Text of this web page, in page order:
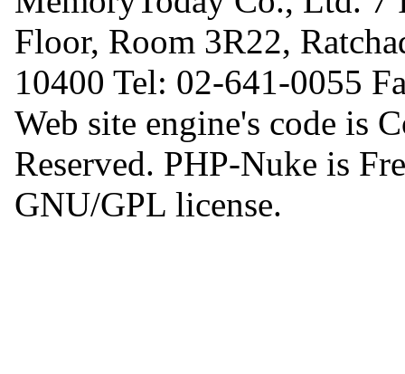
Floor, Room 3R22,
10400 Tel: 02-641-0055
Web site engine's code is
Reserved. PHP-Nuke is
GNU/GPL license.